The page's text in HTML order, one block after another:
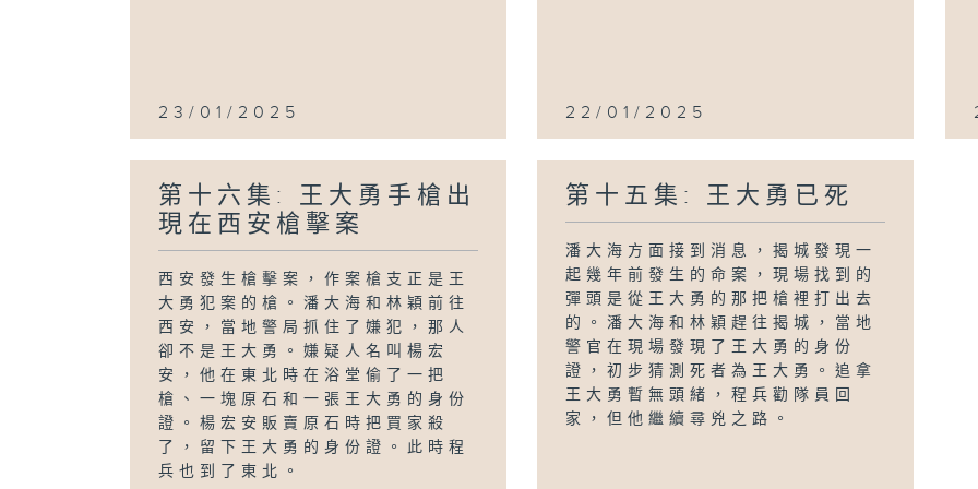
23/01/2025 22/01/2025
第十六集: 王大勇手槍出
現在西安槍擊案
西安發生槍擊案，作案槍支正是王
大勇犯案的槍。潘大海和林穎前往
西安，當地警局抓住了嫌犯，那人
卻不是王大勇。嫌疑人名叫楊宏
安，他在東北時在浴堂偷了一把
槍、一塊原石和一張王大勇的身份
證。楊宏安販賣原石時把買家殺
了，留下王大勇的身份證。此時程
兵也到了東北。
第十五集: 王大勇已死
潘大海方面接到消息，揭城發現一
起幾年前發生的命案，現場找到的
彈頭是從王大勇的那把槍裡打出去
的。潘大海和林穎趕往揭城，當地
警官在現場發現了王大勇的身份
證，初步猜測死者為王大勇。追拿
王大勇暫無頭緒，程兵勸隊員回
家，但他繼續尋兇之路。